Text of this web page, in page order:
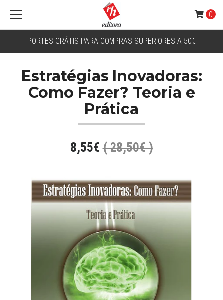
PORTES GRÁTIS PARA COMPRAS SUPERIORES A 50€
0
Estratégias Inovadoras:
Como Fazer? Teoria e
Prática
8,55€ ( 28,50€ )